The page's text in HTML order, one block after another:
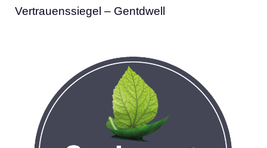
Vertrauenssiegel – Gentdwell